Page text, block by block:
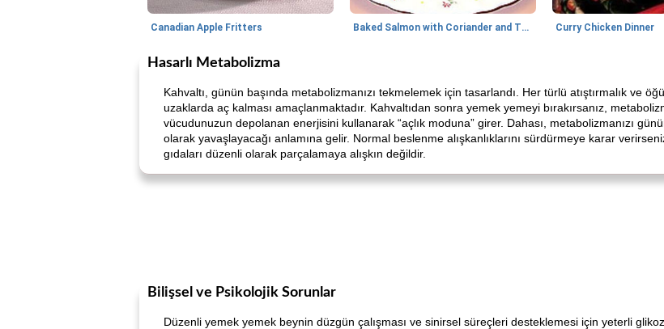
Canadian Apple Fritters Baked Salmon with Coriander and Thyme Curry Chicken Dinner
Hasarlı Metabolizma
Kahvaltı, günün başında metabolizmanızı tekmelemek için tasarlandı. Her türlü atıştırmalık ve
uzaklarda aç kalması amaçlanmaktadır. Kahvaltıdan sonra yemek yemeyi bırakırsanız,
vücudunuzun depolanan enerjisini kullanarak “açlık moduna” girer. Dahası, metabolizmanızı
olarak yavaşlayacağı anlamına gelir. Normal beslenme alışkanlıklarını sürdürmeye karar
gıdaları düzenli olarak parçalamaya alışkın değildir.
Bilişsel ve Psikolojik Sorunlar
Düzenli yemek yemek beynin düzgün çalışması ve sinirsel süreçleri desteklemesi için yeterli